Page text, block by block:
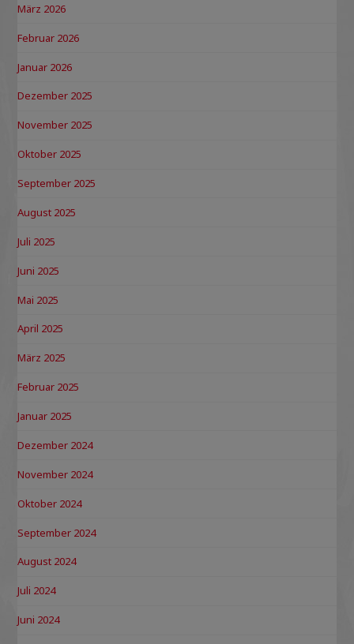
März 2026
Februar 2026
Januar 2026
Dezember 2025
November 2025
Oktober 2025
September 2025
August 2025
Juli 2025
Juni 2025
Mai 2025
April 2025
März 2025
Februar 2025
Januar 2025
Dezember 2024
November 2024
Oktober 2024
September 2024
August 2024
Juli 2024
Juni 2024